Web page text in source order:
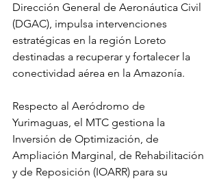
Dirección General de Aeronáutica Civil
(DGAC), impulsa intervenciones
estratégicas en la región Loreto
destinadas a recuperar y fortalecer la
conectividad aérea en la Amazonía.
Respecto al Aeródromo de
Yurimaguas, el MTC gestiona la
Inversión de Optimización, de
Ampliación Marginal, de Rehabilitación
y de Reposición (IOARR) para su